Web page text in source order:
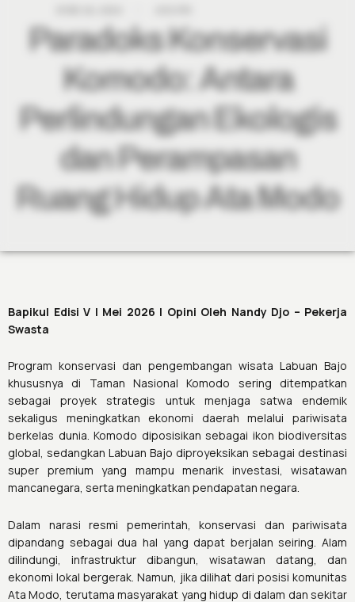
Paradoks Konservasi
Komodo: Antara
Perlindungan Ekologis
dan Perampasan
Ruang Hidup Ata Modo
Bapikul Edisi V | Mei 2026 | Opini Oleh Nandy Djo – Pekerja
Swasta
Program konservasi dan pengembangan wisata Labuan Bajo
khususnya di Taman Nasional Komodo sering ditempatkan
sebagai proyek strategis untuk menjaga satwa endemik
sekaligus meningkatkan ekonomi daerah melalui pariwisata
berkelas dunia. Komodo diposisikan sebagai ikon biodiversitas
global, sedangkan Labuan Bajo diproyeksikan sebagai destinasi
super premium yang mampu menarik investasi, wisatawan
mancanegara, serta meningkatkan pendapatan negara.
Dalam narasi resmi pemerintah, konservasi dan pariwisata
dipandang sebagai dua hal yang dapat berjalan seiring. Alam
dilindungi, infrastruktur dibangun, wisatawan datang, dan
ekonomi lokal bergerak. Namun, jika dilihat dari posisi komunitas
Ata Modo, terutama masyarakat yang hidup di dalam dan sekitar